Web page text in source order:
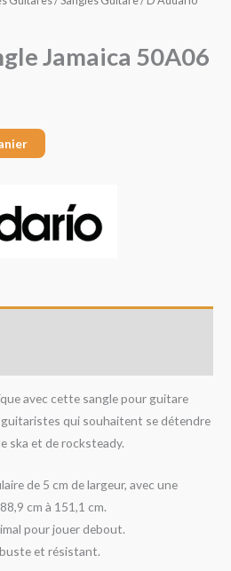
Jamaica 50A06
avec cette sangle pour guitare
guitaristes qui souhaitent se détendre
ska et de rocksteady.
de 5 cm de largeur, avec une
cm à 151,1 cm.
pour jouer debout.
et résistant.